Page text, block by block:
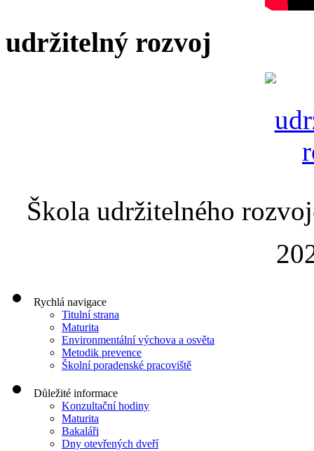
udržitelný rozvoj
Škola udržitelného
Rychlá navigace
Titulní strana
Maturita
Environmentální výchova a osvěta
Metodik prevence
Školní poradenské pracoviště
Důležité informace
Konzultační hodiny
Maturita
Bakaláři
Dny otevřených dveří